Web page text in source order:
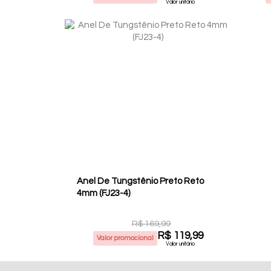
Valor unitário
Anel De Tungstênio Preto Reto
4mm (FJ23-4)
R$ 169,99
Valor promocional R$ 119,99
Valor unitário